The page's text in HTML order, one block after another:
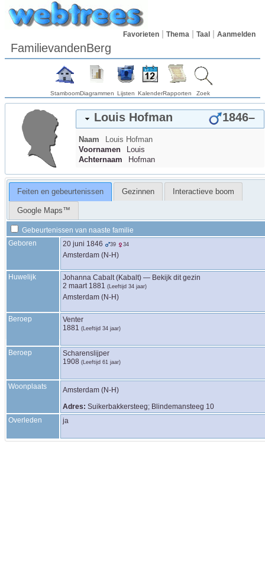
Favorieten Thema Taal Aanmelden
FamilievandenBerg
StamboomDiagrammen Lijsten KalenderRapporten Zoek
Louis Hofman 1846–
Naam Louis Hofman
Voornamen
Louis
Achternaam
Hofman
Feiten en gebeurtenissen Gezinnen Interactieve boom
Google Maps™
Gebeurtenissen van naaste familie
Geboren
20 juni 1846 39 34
Amsterdam (N-H)
Huwelijk Johanna Cabalt (Kabalt) — Bekijk dit gezin
2 maart 1881 (Leeftijd 34 jaar)
Amsterdam (N-H)
Beroep
Venter
1881 (Leeftijd 34 jaar)
Beroep
Scharenslijper
1908 (Leeftijd 61 jaar)
Woonplaats
Amsterdam (N-H)
Adres: Suikerbakkersteeg; Blindemansteeg 10
Overleden
ja